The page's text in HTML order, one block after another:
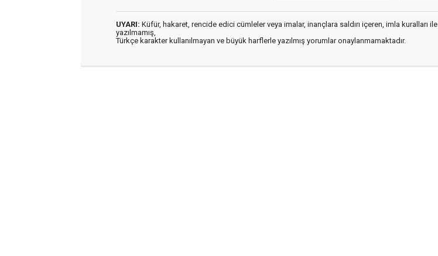
UYARI: Küfür, hakaret, rencide edici cümleler veya imalar, inançlara saldırı içeren, imla kuralları ile
yazılmamış,
Türkçe karakter kullanılmayan ve büyük harflerle yazılmış yorumlar onaylanmamaktadır.